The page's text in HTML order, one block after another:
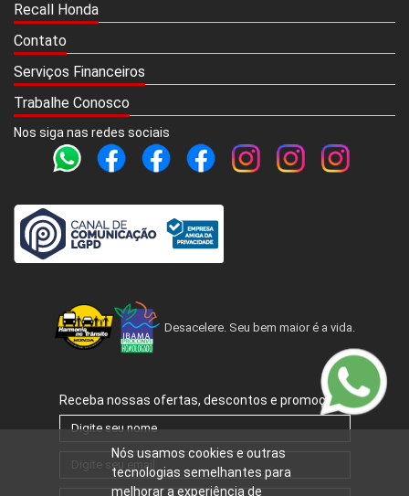
Recall Honda
Contato
Serviços Financeiros
Trabalhe Conosco
Nos siga nas redes sociais
Desacelere. Seu bem maior é a vida.
Receba nossas ofertas, descontos e promoções.
Nós usamos cookies e outras
tecnologias semelhantes para
melhorar a experiência de